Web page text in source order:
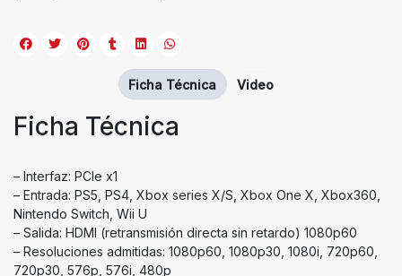
Ficha Técnica
– Interfaz: PCIe x1
– Entrada: PS5, PS4, Xbox series X/S, Xbox One X, Xbox360,
Nintendo Switch, Wii U
– Salida: HDMI (retransmisión directa sin retardo) 1080p60
– Resoluciones admitidas: 1080p60, 1080p30, 1080i, 720p60,
720p30, 576p, 576i, 480p
Ficha Técnica Video